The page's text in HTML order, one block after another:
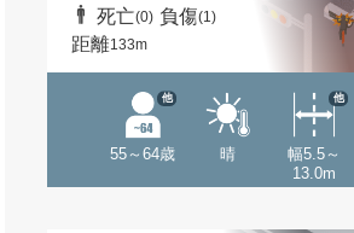
死亡(0) 負傷(1)
距離133m
55～64歳
他
晴
幅5.5～
13.0m
他